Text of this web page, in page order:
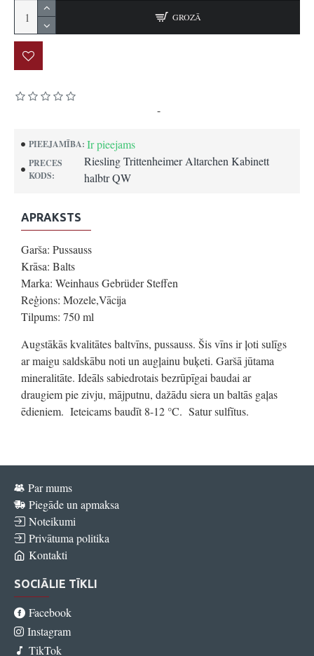
PIEEJAMĪBA: Ir pieejams
PRECES
KODS:
Riesling Trittenheimer Altarchen Kabinett
halbtr QW
-
GROZĀ
APRAKSTS
Garša: Pussauss
Krāsa: Balts
Marka: Weinhaus Gebrüder Steffen
Reģions: Mozele,Vācija
Tilpums: 750 ml
Augstākās kvalitātes baltvīns, pussauss. Šis vīns ir ļoti sulīgs
ar maigu saldskābu noti un augļainu buķeti. Garšā jūtama
mineralitāte. Ideāls sabiedrotais bezrūpīgai baudai ar
draugiem pie zivju, mājputnu, dažādu siera un baltās gaļas
ēdieniem. Ieteicams baudīt 8-12 °C. Satur sulfītus.
Par mums
Piegāde un apmaksa
Noteikumi
Privātuma politika
Kontakti
SOCIĀLIE TĪKLI
Facebook
Instagram
TikTok